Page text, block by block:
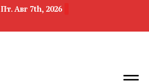
Пт. Авг 7th, 2026